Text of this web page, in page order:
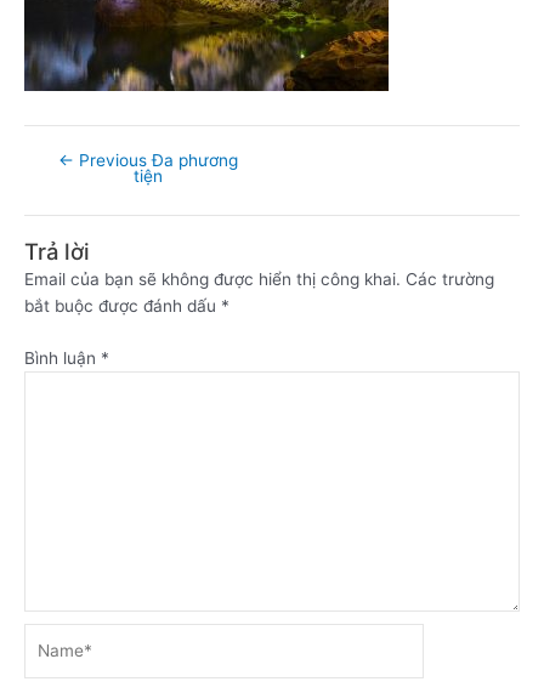
← Previous Đa phương
tiện
Trả lời
Email của bạn sẽ không được hiển thị công khai. Các trường
bắt buộc được đánh dấu *
Bình luận *